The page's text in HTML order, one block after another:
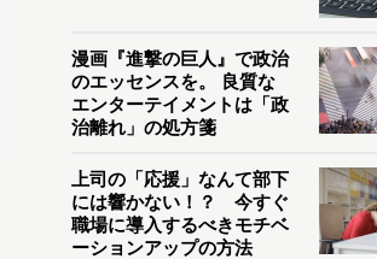
漫画『進撃の巨人』で政治
のエッセンスを。 良質な
エンターテイメントは「政
治離れ」の処方箋
上司の「応援」なんて部下
には響かない！？ 今すぐ
職場に導入するべきモチベ
ーションアップの方法